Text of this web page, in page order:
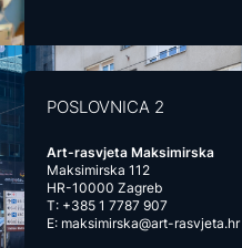
POSLOVNICA 2
Art-rasvjeta Maksimirska
Maksimirska 112
HR-10000 Zagreb
T: +385 1 7787 907
E: maksimirska@art-rasvjeta.hr